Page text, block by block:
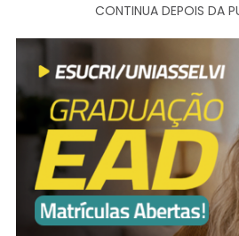
CONTINUA DEPOIS DA